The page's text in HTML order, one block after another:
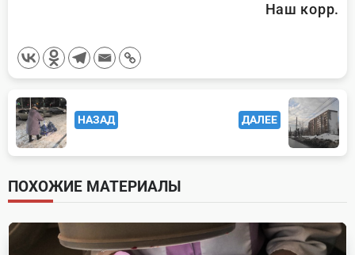
Наш корр.
<span
class="nav-
subtitle
screen-
reader-
text">Page</span>
НАЗАД ДАЛЕЕ
ПОХОЖИЕ МАТЕРИАЛЫ